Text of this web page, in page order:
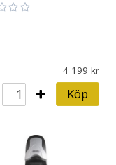
4 199
Köp